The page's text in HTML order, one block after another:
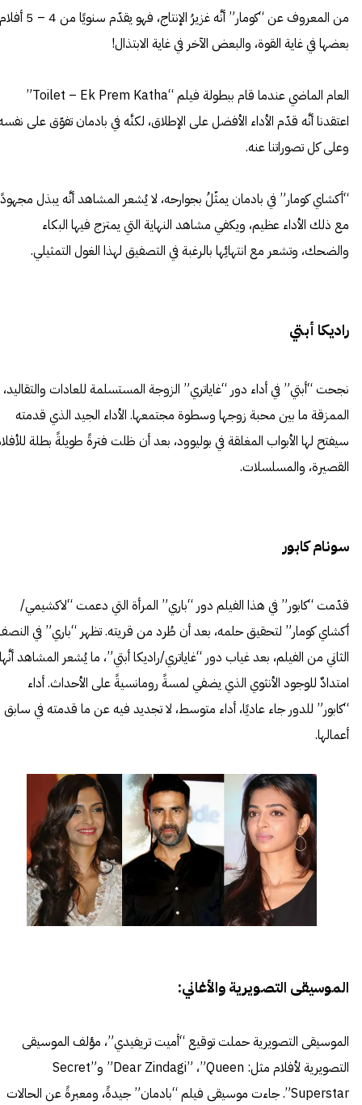
من المعروف عن “كومار” أنَّه غزيرُ الإنتاج، فهو يقدّم
بعضها في غاية القوة، والبعض الآخر في غاية الابتذال!
العام الماضي عندما قام ببطولة فيلم “Toilet – Ek Prem Katha”
اعتقدنا أنَّه قدّم الأداء الأفضل على الإطلاق، لكنَّه في بادمان تفوّق على
وعلى كل تصوراتنا عنه.
“أكشاي كومار” في بادمان يمثّلُ بجوارحه، لا يُشعر المشاهد أنَّه يبذل
مع ذلك الأداء عظيم، ويكفي مشاهد النهاية التي يمتزج فيها البكاء
والضحك، وتشعر مع انتهائِها بالرغبة في التصفيق لهذا الغول التمثيلي.
راديكا أبتي
نجحت “أبتي” في أداء دور “غاياتري” الزوجة المستسلمة للعادات والتقاليد،
الممزقة ما بين محبة زوجها وسطوة مجتمعها. الأداء الجيد الذي قدمته
سيفتح لها الأبواب المغلقة في بوليوود، بعد أن ظلت فترةً طويلةً بطلة
القصيرة، والمسلسلات.
سونام كابور
قدّمت “كابور” في هذا الفيلم دور “باري” المرأة التي دعمت “لاكشيمي/
أكشاي كومار” لتحقيق حلمه، بعد أن طُرد من قريته. تظهر “باري” في
الثاني من الفيلم، بعد غياب دور “غاياتري/راديكا أبتي”، ما يُشعر المشاهد أنَّها
امتدادٌ للوجود الأنثوي الذي يضفي لمسةً رومانسيةً على الأحداث. أداء
“كابور” للدور جاء عاديًا، أداء متوسط، لا تجديد فيه عن ما قدمته في سابق
أعمالها.
الموسيقى التصويرية والأغاني:
الموسيقى التصويرية حملت توقيع “أميت تريفيدي”، مؤلف الموسيقى
التصويرية لأفلام مثل: Dear Zindagi” ،”Queen” و”Secret
Superstar”. جاءت موسيقى فيلم “بادمان” جيدةً، ومعبرةً عن الحالات